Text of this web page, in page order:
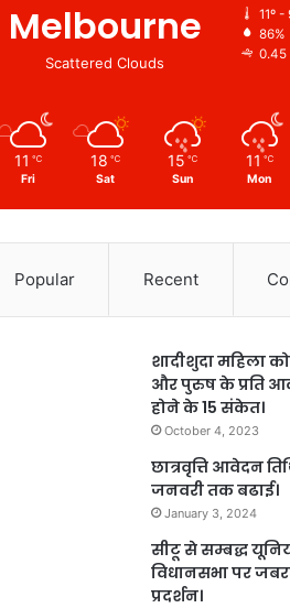
Melbourne
Scattered Clouds
11º -
86%
0.45
11 ℃
Fri
18 ℃
Sat
15 ℃
Sun
11 ℃
Mon
Popular Recent
शादीशुदा महिला
और पुरुष के प्रति
होने के 15 संकेत।
October 4, 2023
छात्रवृत्ति आवेदन
जनवरी तक बढाई।
January 3, 2024
सीटू से सम्बद्ध
विधानसभा पर
प्रदर्शन।